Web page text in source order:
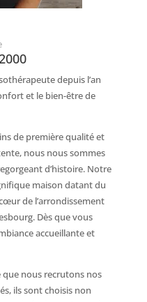
depuis l’an
et le bien-être de
de première qualité et
nous nous sommes
d’histoire. Notre
maison datant du
de l’arrondissement
Dès que vous
accueillante et
que nous recrutons nos
ils sont choisis non